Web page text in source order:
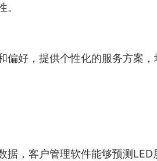
偏好，提供个性化的服务方案
据，客户管理软件能够预测